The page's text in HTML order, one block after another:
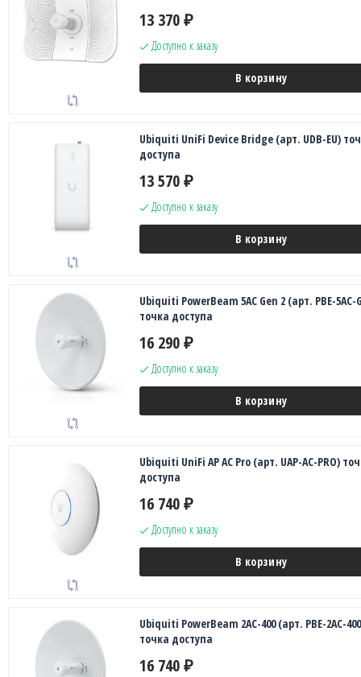
13 370 ₽
Доступно к заказу
В корзину
Ubiquiti UniFi Device Bridge (арт. UDB-EU)
доступа
13 570 ₽
Доступно к заказу
В корзину
Ubiquiti PowerBeam 5AC Gen 2 (арт. PBE-5AC-
точка доступа
16 290 ₽
Доступно к заказу
В корзину
Ubiquiti UniFi AP AC Pro (арт. UAP-AC-PRO)
доступа
16 740 ₽
Доступно к заказу
В корзину
Ubiquiti PowerBeam 2AC-400 (арт. PBE-2AC-
точка доступа
16 740 ₽